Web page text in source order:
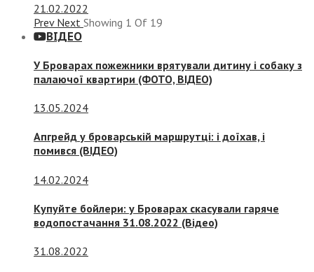
21.02.2022
Prev Next Showing 1 Of 19
ВІДЕО
У Броварах пожежники врятували дитину і собаку з
палаючої квартири (ФОТО, ВІДЕО)
13.05.2024
Апгрейд у броварській маршрутці: і доїхав, і
помився (ВІДЕО)
14.02.2024
Купуйте бойлери: у Броварах скасували гаряче
водопостачання 31.08.2022 (Відео)
31.08.2022